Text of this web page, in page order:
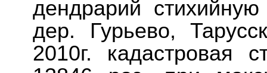
дендрарий
дер. Гурьево,
2010г. кадастровая